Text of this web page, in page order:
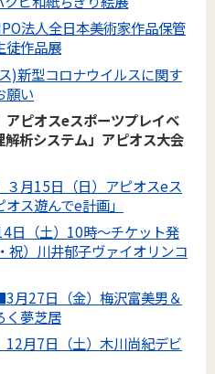
法人全日本美術家作品保管
作品展
)新型コロナウイルスに関す
願い
アピオスeスポーツプレイベ
析システム」アピオス大会
３月15日（日）アピオスeス
ス遊んでe計画」
（土）10時～チケット発
）川井郁子ヴァイオリンコ
月27日（金）梅沢富美男＆
夢芝居
月7日（土）木川尚紀デビ